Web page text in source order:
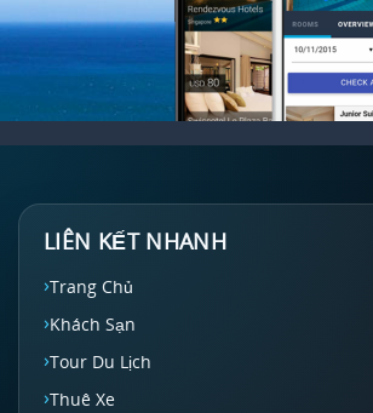
LIÊN KẾT NHANH
Trang Chủ
Khách Sạn
Tour Du Lịch
Thuê Xe